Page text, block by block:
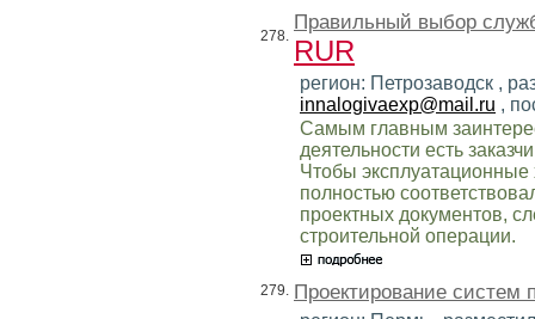
278.
Правильный выбор
RUR
регион: Петрозаводск ,
innalogivaexp@mail.ru ,
Самым главным
деятельности есть
Чтобы эксплуатационные
полностью
проектных документов,
строительной операции.
279. Проектирование